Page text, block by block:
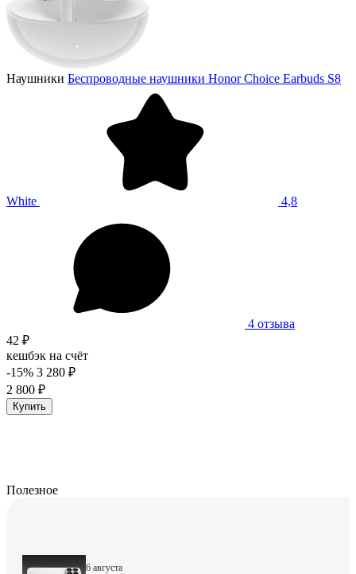
Наушники Беспроводные наушники Honor Choice Earbuds S8
White 4,8
4 отзыва
42 ₽
кешбэк на счёт
-15% 3 280 ₽
2 800 ₽
Купить
Полезное
6 августа